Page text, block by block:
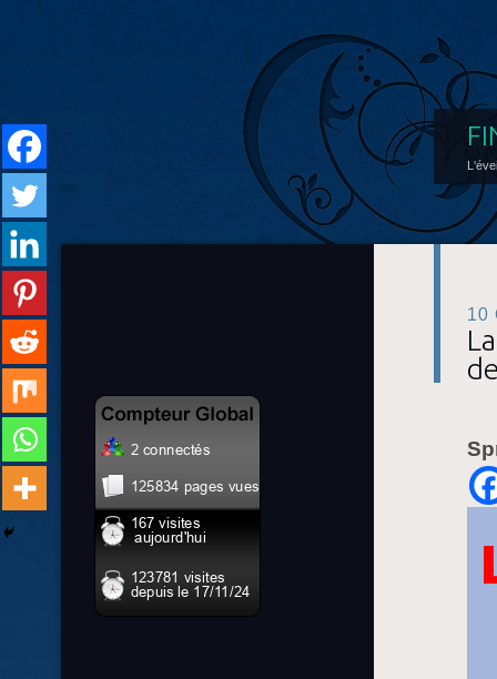
10